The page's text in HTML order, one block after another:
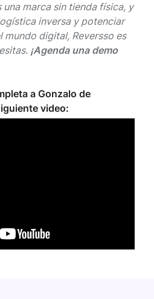
marca sin tienda física, y
inversa y potenciar
mundo digital, Reversso es
¡Agenda una demo
a Gonzalo de
video: